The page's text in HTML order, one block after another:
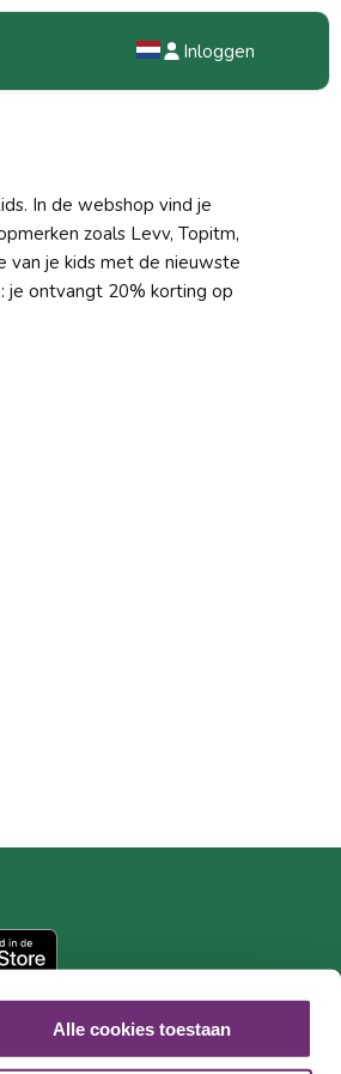
Alle cookies toestaan
DE
Inloggen
In de webshop vind je
zoals Levv, Topitm,
van je kids met de nieuwste
je ontvangt 20% korting op